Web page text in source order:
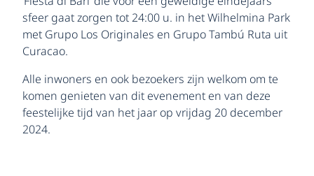
sfeer gaat zorgen tot 24:00 u. in het Wilhelmina Park
met Grupo Los Originales en Grupo Tambú Ruta uit
Curacao.
Alle inwoners en ook bezoekers zijn welkom om te
komen genieten van dit evenement en van deze
feestelijke tijd van het jaar op vrijdag 20 december
2024.